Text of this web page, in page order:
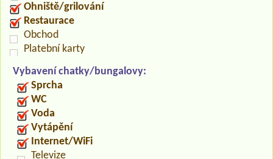
Ohniště/grilování
Restaurace
Obchod
Platební karty
Vybavení chatky/bungalovy:
Sprcha
WC
Voda
Vytápění
Internet/WiFi
Televize